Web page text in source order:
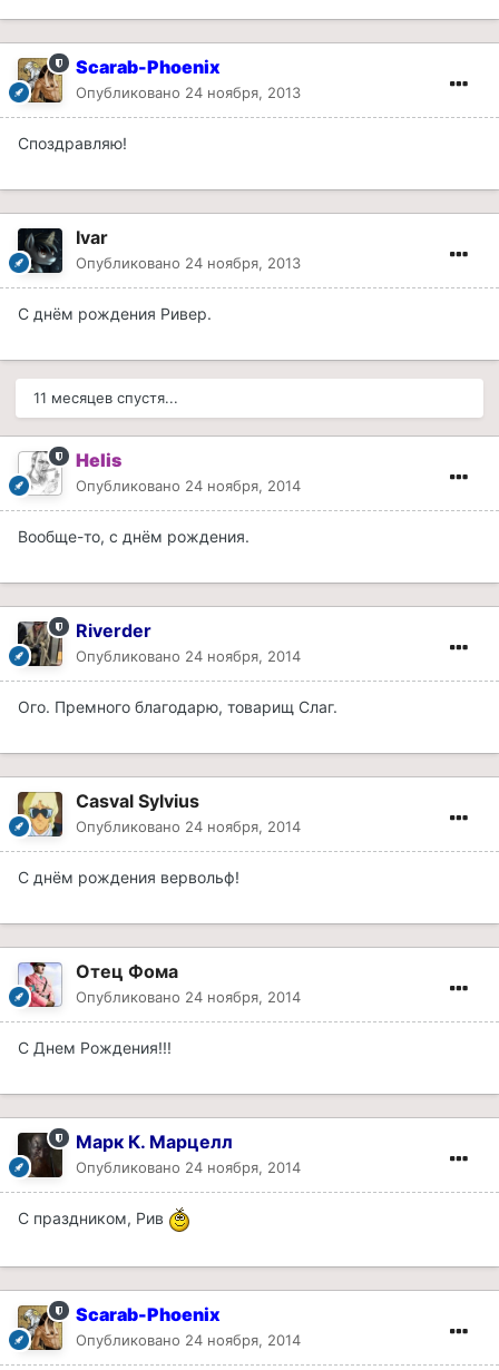
Scarab-Phoenix
Опубликовано 24 ноября, 2013
Споздравляю!
Ivar
Опубликовано 24 ноября, 2013
С днём рождения Ривер.
11 месяцев спустя...
Helis
Опубликовано 24 ноября, 2014
Вообще-то, с днём рождения.
Riverder
Опубликовано 24 ноября, 2014
Ого. Премного благодарю, товарищ Слаг.
Casval Sylvius
Опубликовано 24 ноября, 2014
С днём рождения вервольф!
Отец Фома
Опубликовано 24 ноября, 2014
С Днем Рождения!!!
Марк К. Марцелл
Опубликовано 24 ноября, 2014
С праздником, Рив
Scarab-Phoenix
Опубликовано 24 ноября, 2014